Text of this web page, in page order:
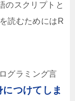
のスクリプトと
読むためにはR
グラミング言
つけてしま